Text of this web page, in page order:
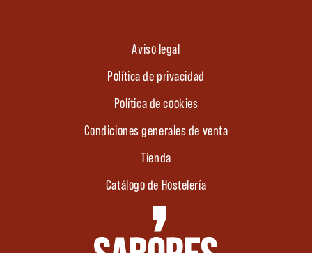
Aviso legal
Política de privacidad
Política de cookies
Condiciones generales de venta
Tienda
Catálogo de Hostelería